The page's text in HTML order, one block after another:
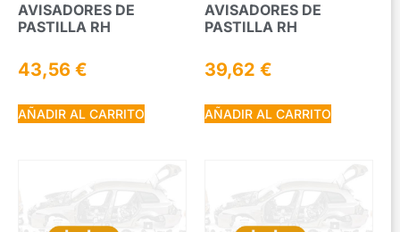
AVISADORES DE
PASTILLA RH
43,56 €
AÑADIR AL CARRITO
AVISADORES DE
PASTILLA RH
39,62 €
AÑADIR AL CARRITO